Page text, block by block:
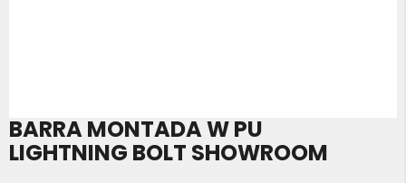
BARRA MONTADA W PU
LIGHTNING BOLT SHOWROOM
Saltar
para
o